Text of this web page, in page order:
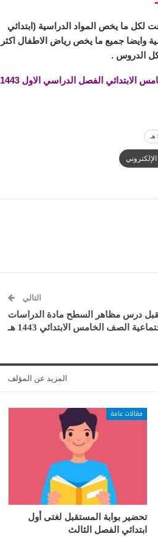
ما يخص المواد الدراسية (ابتدائي
وايضا جميع ما يخص رياض الاطفال اكثر
الدروس .
تحضير المستقبل درس الموارد والاستهلاك مادة الدراسات الاجتماعية الصف الخامس الابتدائي الفصل الدراسي الاول 1443
الإلكتروني
التالي
درس مظاهر السطح مادة الدراسات
الصف الخامس الابتدائي 1443 هـ
المزيد عن المؤلف
مقالات عامة
تحضير بوابة المستقبل لغتى أول
ابتدائي الفصل الثالث